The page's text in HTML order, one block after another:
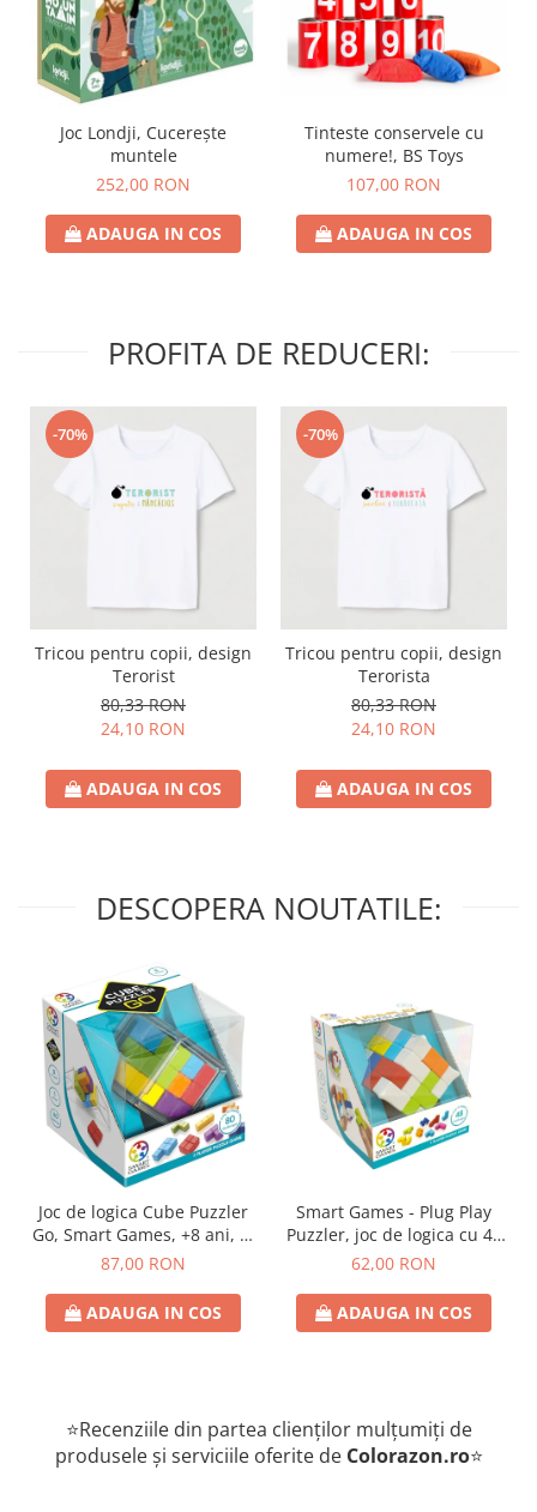
Joc Londji, Cucerește
muntele
252,00 RON
ADAUGA IN COS
Tinteste conservele cu
numere!, BS Toys
107,00 RON
ADAUGA IN COS
PROFITA DE REDUCERI:
-70%
Tricou pentru copii, design
Terorist
80,33 RON
24,10 RON
ADAUGA IN COS
-70%
Tricou pentru copii, design
Terorista
80,33 RON
24,10 RON
ADAUGA IN COS
DESCOPERA NOUTATILE:
Joc de logica Cube Puzzler
Go, Smart Games, +8 ani, lb
romana
87,00 RON
ADAUGA IN COS
Smart Games - Plug Play
Puzzler, joc de logica cu 48
de provocari, 6+ ani, lb
62,00 RON
ADAUGA IN COS
⭐Recenziile din partea clienților mulțumiți de
produsele și serviciile oferite de Colorazon.ro⭐